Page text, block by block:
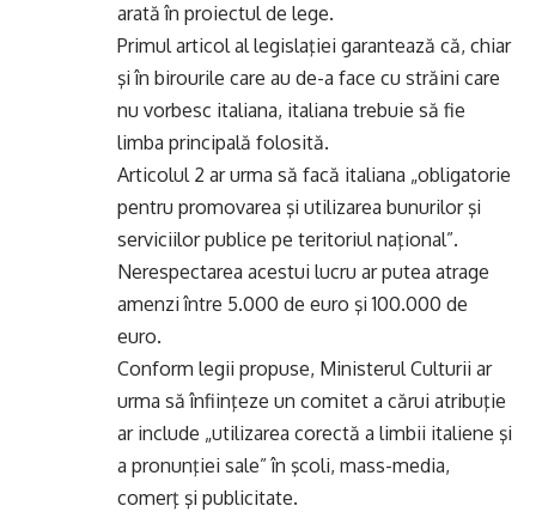
arată în proiectul de lege.
Primul articol al legislaţiei garantează că, chiar
şi în birourile care au de-a face cu străini care
nu vorbesc italiana, italiana trebuie să fie
limba principală folosită.
Articolul 2 ar urma să facă italiana „obligatorie
pentru promovarea şi utilizarea bunurilor şi
serviciilor publice pe teritoriul naţional”.
Nerespectarea acestui lucru ar putea atrage
amenzi între 5.000 de euro şi 100.000 de
euro.
Conform legii propuse, Ministerul Culturii ar
urma să înfiinţeze un comitet a cărui atribuţie
ar include „utilizarea corectă a limbii italiene şi
a pronunţiei sale” în şcoli, mass-media,
comerţ şi publicitate.